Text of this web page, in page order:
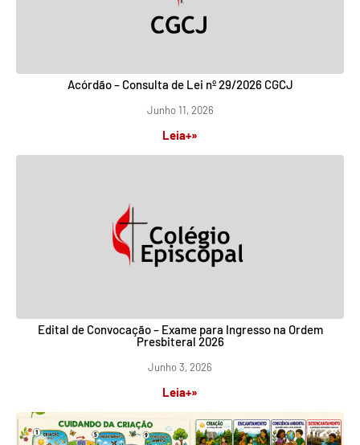
Acórdão – Consulta de Lei nº 29/2026 CGCJ
Junho 11, 2026
Leia+»
Edital de Convocação – Exame para Ingresso na Ordem
Presbiteral 2026
Junho 3, 2026
Leia+»